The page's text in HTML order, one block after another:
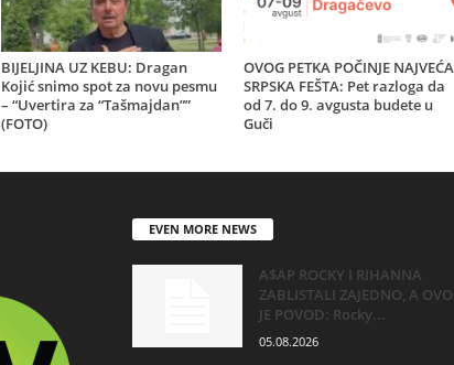
BIJELJINA UZ KEBU: Dragan
Kojić snimo spot za novu pesmu
– “Uvertira za “Tašmajdan””
(FOTO)
OVOG PETKA POČINJE NAJVEĆA
SRPSKA FEŠTA: Pet razloga da
od 7. do 9. avgusta budete u
Guči
EVEN MORE NEWS
A$AP ROCKY I RIHANNA
ZABLISTALI ZAJEDNO, A OVO
JE POVOD: Rocky...
05.08.2026